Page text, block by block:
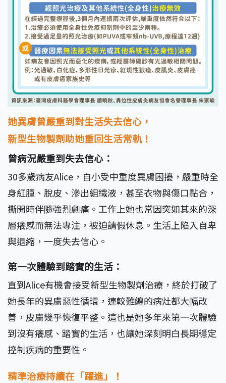
她異膚曾嚴重到對生活失去信心，
新型生物製劑助她重回生活常軌！
曾病況嚴重到失去信心：
30多歲病友Alice，自小受中重度異膚困擾，嚴重時全
身紅腫、脫皮、滲出組織液，甚至衣物與傷口黏合，
撕開時伴隨強烈劇痛。工作上她也常因突如其來的深
層癢感而無法專注，被迫請假休息。生活上陷入自卑
與退縮，一度失去信心。
第一次體驗到踏實的生活：
直到Alice有機會接受新型生物製劑治療，終於打破了
她長年的異膚惡性循環，連較難纏的病灶都大幅改
善，皮膚幾乎恢復平整。這也是她多年來第一次體驗
到沒有癢感、踏實的生活，也讓她深刻明白長期穩定
控制疾病的重要性。
精準治療持續在「躍進」！